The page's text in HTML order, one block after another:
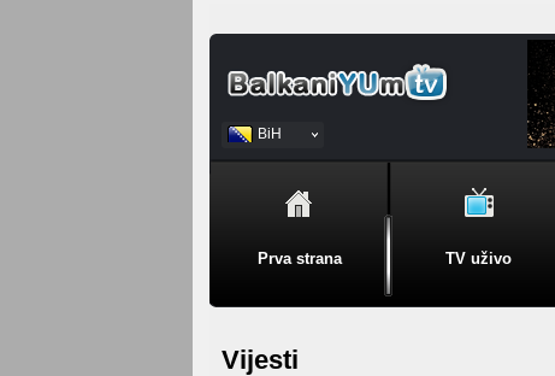
BiH
Srpski
Prva strana TV uživo
Vijesti